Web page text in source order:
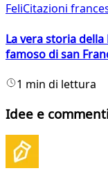
FeliCitazioni
La vera storia
famoso di san
1 min di lettura
Idee e